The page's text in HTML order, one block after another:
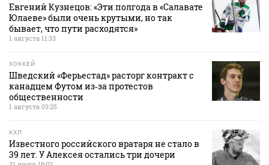
Евгений Кузнецов: «Эти полгода в «Салавате
Юлаеве» были очень крутыми, но так
бывает, что пути расходятся»
1 августа 11:33
ХОККЕЙ
Шведский «Ферьестад» расторг контракт с
канадцем Футом из‑за протестов
общественности
1 августа 03:25
КХЛ
Известного российского вратаря не стало в
39 лет. У Алексея остались три дочери